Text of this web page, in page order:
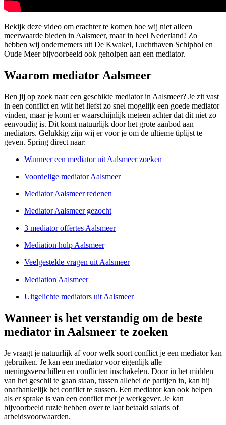
Bekijk deze video om erachter te komen hoe wij niet alleen
meerwaarde bieden in Aalsmeer, maar in heel Nederland! Zo
hebben wij ondernemers uit De Kwakel, Luchthaven Schiphol en
Oude Meer bijvoorbeeld ook geholpen aan een mediator.
Waarom mediator Aalsmeer
Ben jij op zoek naar een geschikte mediator in Aalsmeer? Je zit vast
in een conflict en wilt het liefst zo snel mogelijk een goede mediator
vinden, maar je komt er waarschijnlijk meteen achter dat dit niet zo
eenvoudig is. Dit komt natuurlijk door het grote aanbod aan
mediators. Gelukkig zijn wij er voor je om de ultieme tiplijst te
geven. Spring direct naar:
Wanneer een mediator uit Aalsmeer zoeken
Voordelige mediator Aalsmeer
Mediator Aalsmeer redenen
Mediator Aalsmeer gezocht
3 mediator offertes Aalsmeer
Mediation hulp Aalsmeer
Veelgestelde vragen uit Aalsmeer
Mediation Aalsmeer
Uitgelichte mediators uit Aalsmeer
Wanneer is het verstandig om de beste
mediator in Aalsmeer te zoeken
Je vraagt je natuurlijk af voor welk soort conflict je een mediator kan
gebruiken. Je kan een mediator voor eigenlijk alle
meningsverschillen en conflicten inschakelen. Door in het midden
van het geschil te gaan staan, tussen allebei de partijen in, kan hij
onafhankelijk het conflict te sussen. Een mediator kan ook helpen
als er sprake is van een conflict met je werkgever. Je kan
bijvoorbeeld ruzie hebben over te laat betaald salaris of
arbeidsvoorwaarden.